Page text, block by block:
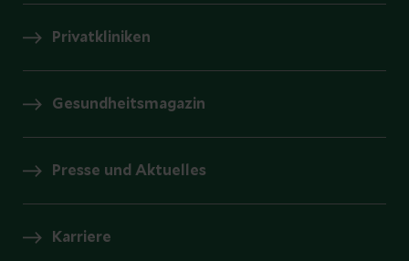
Privatkliniken
Gesundheitsmagazin
Presse und Aktuelles
Karriere